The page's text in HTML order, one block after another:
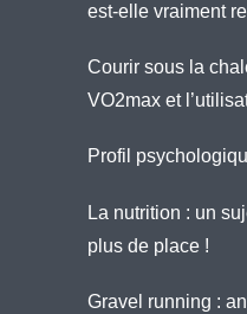
est-elle vraiment
Courir sous la
VO2max et
Profil
La nutrition : un
plus de place !
Gravel running :